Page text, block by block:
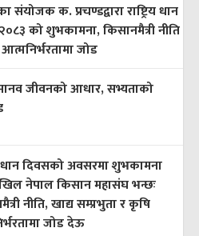
संयोजक क. प्रचण्डद्वारा राष्ट्रिय धान
को शुभकामना, किसानमैत्री नीति
जोड
जीवनको आधार, सभ्यताको
धान दिवसको अवसरमा शुभकामना
नेपाल किसान महासंघ भन्छः
नीति, खाद्य सम्प्रभुता र कृषि
जोड देऊ